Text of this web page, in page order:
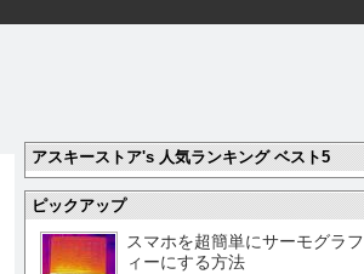
アスキーストア's 人気ランキング ベスト5
ピックアップ
スマホを超簡単にサーモグラフ
ィーにする方法